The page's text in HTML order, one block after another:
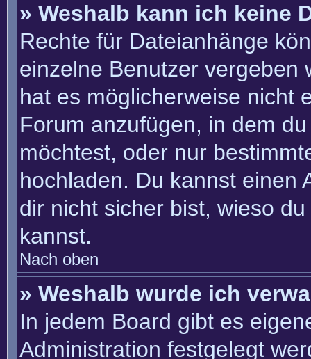
» Weshalb kann ich keine
Rechte für Dateianhänge
einzelne Benutzer vergeben
hat es möglicherweise nicht
Forum anzufügen, in dem
möchtest, oder nur
hochladen. Du kannst einen
dir nicht sicher bist, wieso
kannst.
Nach oben
» Weshalb wurde ich
In jedem Board gibt es
Administration festgelegt